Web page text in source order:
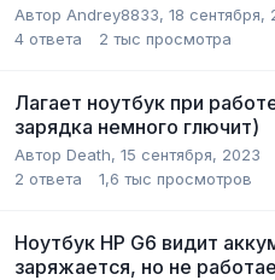
Автор Andrey8833, 18 сентября,
4 ответа 2 тыс просмотра
Лагает ноутбук при
зарядка немного глючит)
Автор Death, 15 сентября, 2023
2 ответа 1,6 тыс просмотров
Ноутбук HP G6 видит
заряжается, но не